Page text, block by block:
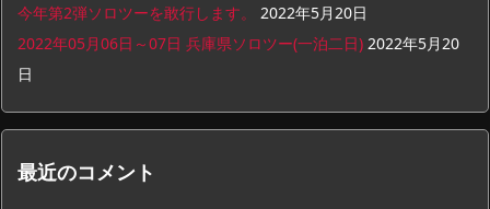
今年第2弾ソロツーを敢行します。
2022年5月20日
2022年05月06日～07日 兵庫県ソロツー(一泊二日) 2022年5月20
日
最近のコメント